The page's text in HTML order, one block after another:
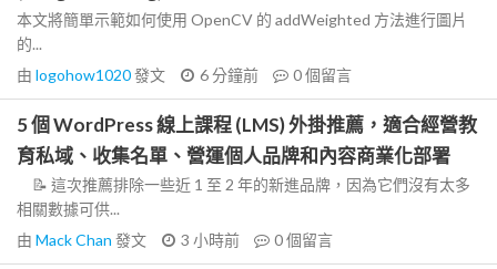
本文將簡單示範如何使用 OpenCV 的 addWeighted 方法進行圖片
的...
由 logohow1020發文 6 分鐘前 0個留言
5 個 WordPress 線上課程 (LMS) 外掛推薦，適合經營教
育私域、收集名單、營運個人品牌和內容商業化部署
📝 這次推薦排除一些近 1 至 2 年的新進品牌，因為它們沒有太多
相關數據可供...
由 Mack Chan 發文 3 小時前 0個留言